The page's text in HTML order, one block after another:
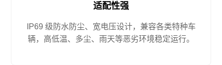
适配性强
IP69 级防水防尘、宽电压设计，兼容各类特种车
辆，高低温、多尘、雨天等恶劣环境稳定运行。